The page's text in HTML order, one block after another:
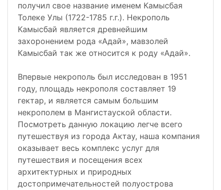
получил свое название именем Камысбая
Толеке Улы (1722-1785 г.г.). Некрополь
Камысбай является древнейшим
захоронением рода «Адай», мавзолей
Камысбай так же относится к роду «Адай».
Впервые некрополь был исследован в 1951
году, площадь некрополя составляет 19
гектар, и является самым большим
некрополем в Мангистауской области.
Посмотреть данную локацию легче всего
путешествуя из города Актау, наша компания
оказывает весь комплекс услуг для
путешествия и посещения всех
архитектурных и природных
достопримечательностей полуострова